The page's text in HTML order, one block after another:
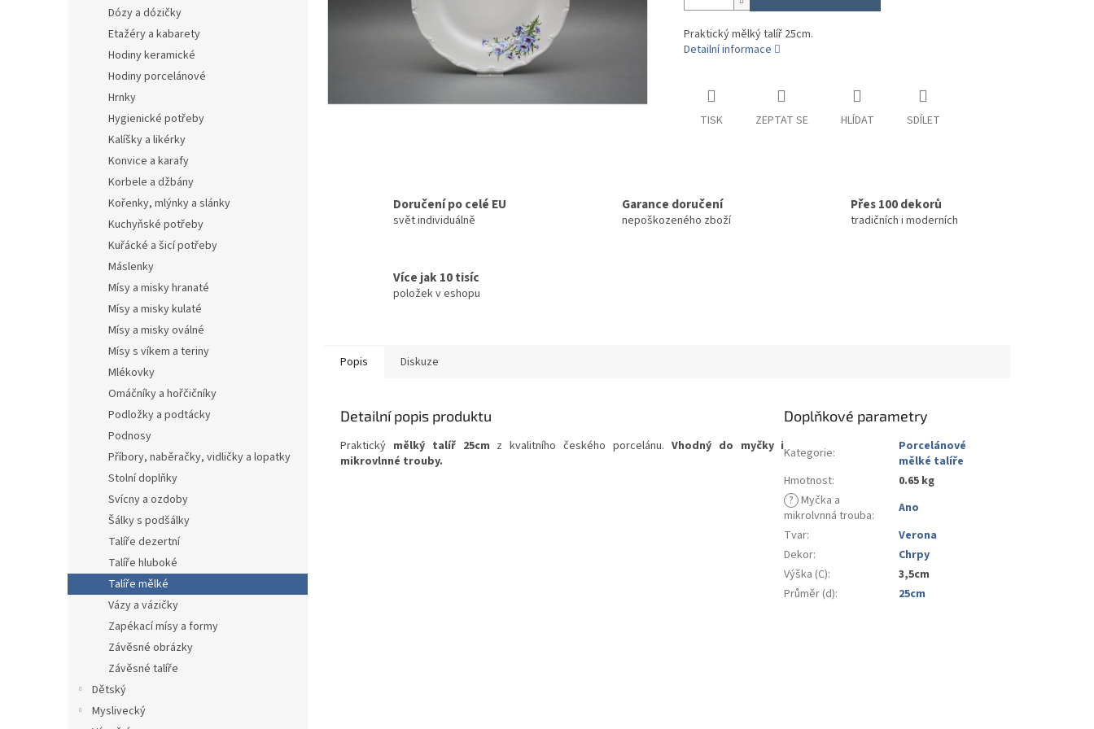
Dózy a dózičky
Etažéry a kabarety
Hodiny keramické
Hodiny porcelánové
Hrnky
Hygienické potřeby
Kalíšky a likérky
Konvice a karafy
Korbele a džbány
Kořenky, mlýnky a slánky
Kuchyňské potřeby
Kuřácké a šicí potřeby
Máslenky
Mísy a misky hranaté
Mísy a misky kulaté
Mísy a misky oválné
Mísy s víkem a teriny
Mlékovky
Omáčníky a hořčičníky
Podložky a podtácky
Podnosy
Příbory, naběračky, vidličky a lopatky
Stolní doplňky
Svícny a ozdoby
Šálky s podšálky
Talíře dezertní
Talíře hluboké
Talíře mělké
Vázy a vázičky
Zapékací mísy a formy
Závěsné obrázky
Závěsné talíře
Dětský
Myslivecký
Praktický mělký talíř 25cm.
Detailní informace
TISK ZEPTAT SE HLÍDAT SDÍLET
Doručení po celé EU
svět individuálně
Garance doručení
nepoškozeného zboží
Přes 100 dekorů
tradičních i moderních
Více jak 10 tisíc
položek v eshopu
Popis Diskuze
Detailní popis produktu
Praktický mělký talíř 25cm z kvalitního českého porcelánu. Vhodný do myčky i
mikrovlnné trouby.
Doplňkové parametry
Kategorie:
Porcelánové
mělké talíře
Hmotnost:
0.65 kg
? Myčka a
mikrolvnná trouba:
Ano
Tvar:
Verona
Dekor:
Chrpy
Výška (C):
3,5cm
Průměr (d): 25cm